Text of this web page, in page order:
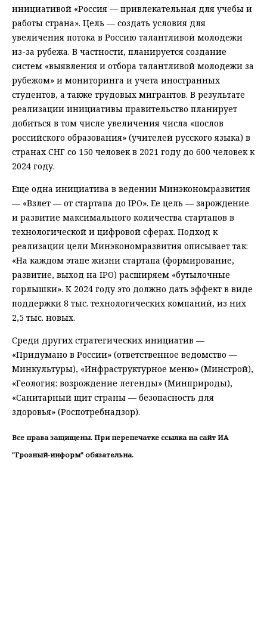
инициативой «Россия — привлекательная для учебы и
работы страна». Цель — создать условия для
увеличения потока в Россию талантливой молодежи
из-за рубежа. В частности, планируется создание
систем «выявления и отбора талантливой молодежи за
рубежом» и мониторинга и учета иностранных
студентов, а также трудовых мигрантов. В результате
реализации инициативы правительство планирует
добиться в том числе увеличения числа «послов
российского образования» (учителей русского языка) в
странах СНГ со 150 человек в 2021 году до 600 человек к
2024 году.
Еще одна инициатива в ведении Минэкономразвития
— «Взлет — от стартапа до IPO». Ее цель — зарождение
и развитие максимального количества стартапов в
технологической и цифровой сферах. Подход к
реализации цели Минэкономразвития описывает так:
«На каждом этапе жизни стартапа (формирование,
развитие, выход на IPO) расширяем «бутылочные
горлышки». К 2024 году это должно дать эффект в виде
поддержки 8 тыс. технологических компаний, из них
2,5 тыс. новых.
Среди других стратегических инициатив —
«Придумано в России» (ответственное ведомство —
Минкультуры), «Инфраструктурное меню» (Минстрой),
«Геология: возрождение легенды» (Минприроды),
«Санитарный щит страны — безопасность для
здоровья» (Роспотребнадзор).
Все права защищены. При перепечатке ссылка на сайт ИА
"Грозный-информ" обязательна.